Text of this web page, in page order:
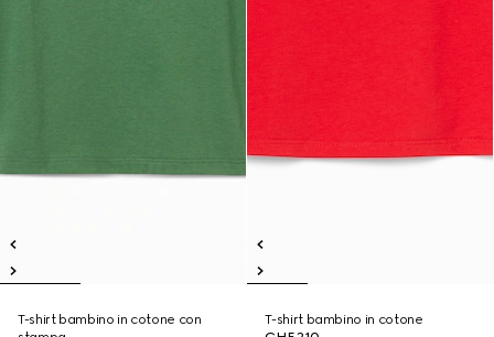
T-shirt bambino in cotone con
T-shirt bambino in cotone